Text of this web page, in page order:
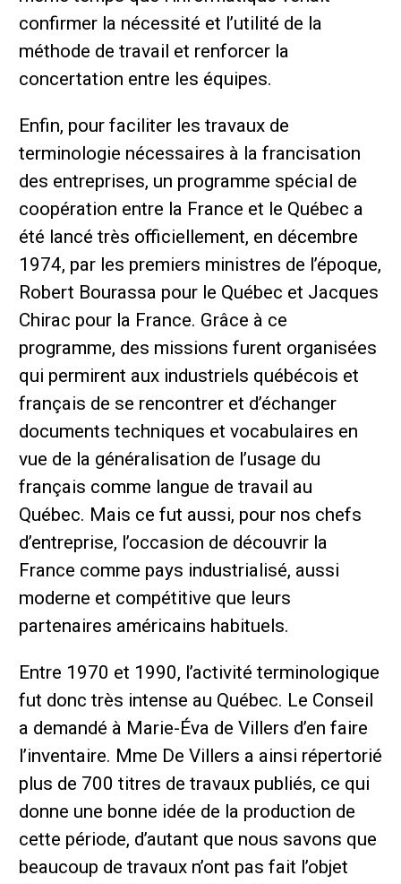
confirmer la nécessité et l’utilité de la
méthode de travail et renforcer la
concertation entre les équipes.
Enfin, pour faciliter les travaux de
terminologie nécessaires à la francisation
des entreprises, un programme spécial de
coopération entre la France et le Québec a
été lancé très officiellement, en décembre
1974, par les premiers ministres de l’époque,
Robert Bourassa pour le Québec et Jacques
Chirac pour la France. Grâce à ce
programme, des missions furent organisées
qui permirent aux industriels québécois et
français de se rencontrer et d’échanger
documents techniques et vocabulaires en
vue de la généralisation de l’usage du
français comme langue de travail au
Québec. Mais ce fut aussi, pour nos chefs
d’entreprise, l’occasion de découvrir la
France comme pays industrialisé, aussi
moderne et compétitive que leurs
partenaires américains habituels.
Entre 1970 et 1990, l’activité terminologique
fut donc très intense au Québec. Le Conseil
a demandé à Marie-Éva de Villers d’en faire
l’inventaire. Mme De Villers a ainsi répertorié
plus de 700 titres de travaux publiés, ce qui
donne une bonne idée de la production de
cette période, d’autant que nous savons que
beaucoup de travaux n’ont pas fait l’objet